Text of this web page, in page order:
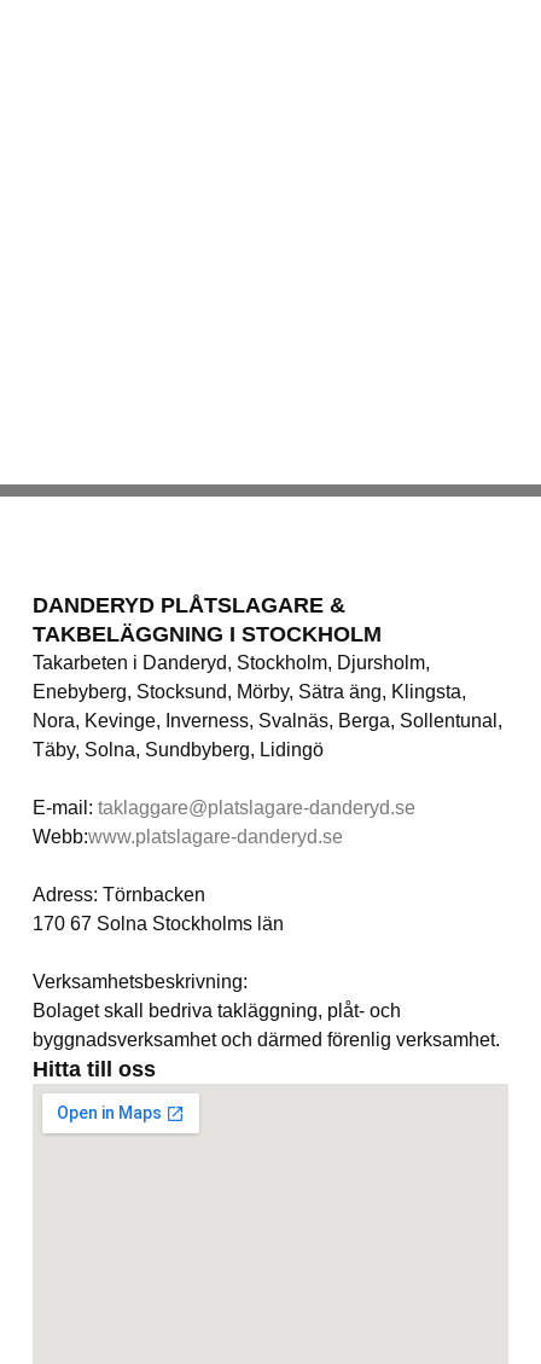
DANDERYD PLÅTSLAGARE &
TAKBELÄGGNING I STOCKHOLM
Takarbeten i Danderyd, Stockholm, Djursholm,
Enebyberg, Stocksund, Mörby, Sätra äng, Klingsta,
Nora, Kevinge, Inverness, Svalnäs, Berga, Sollentunal,
Täby, Solna, Sundbyberg, Lidingö
E-mail: taklaggare@platslagare-danderyd.se
Webb:www.platslagare-danderyd.se
Adress: Törnbacken
170 67 Solna Stockholms län
Verksamhetsbeskrivning:
Bolaget skall bedriva takläggning, plåt- och
byggnadsverksamhet och därmed förenlig verksamhet.
Hitta till oss